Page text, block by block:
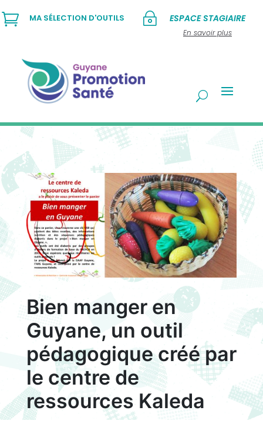
~ ESPACE STAGIAIRE
En savoir plus
 MA SÉLECTION D'OUTILS
Bien manger en
Guyane, un outil
pédagogique créé par
le centre de
ressources Kaleda